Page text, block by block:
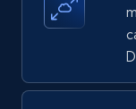
price,
more.